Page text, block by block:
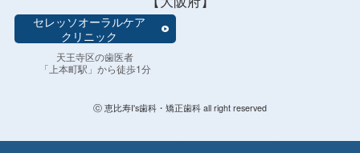
セレッソオーラルケア
クリニック
天王寺区の歯医者
「上本町駅」から徒歩1分
ⓒ 恵比寿I's歯科・矯正歯科 all right reserved